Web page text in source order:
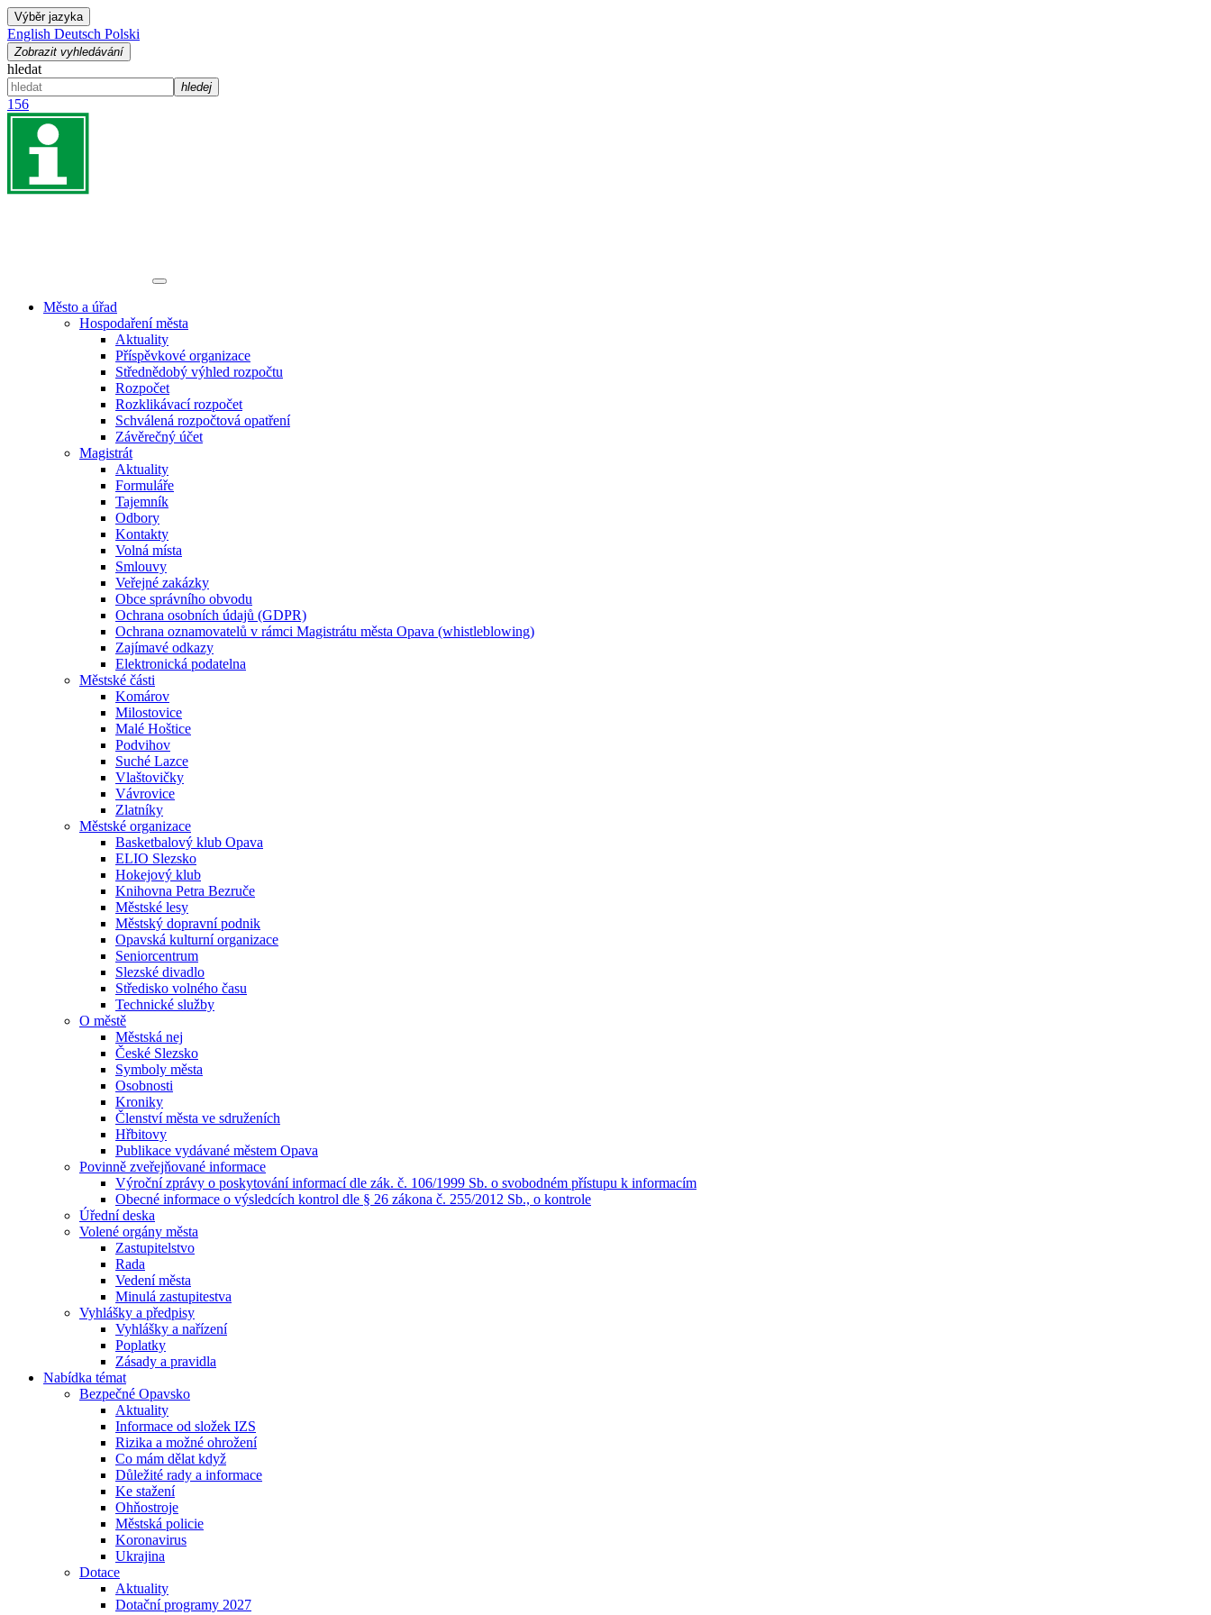
Výběr jazyka
English Deutsch Polski
Zobrazit vyhledávání
hledat
hledej
156
Město a úřad
Hospodaření města
Aktuality
Příspěvkové organizace
Střednědobý výhled rozpočtu
Rozpočet
Rozklikávací rozpočet
Schválená rozpočtová opatření
Závěrečný účet
Magistrát
Aktuality
Formuláře
Tajemník
Odbory
Kontakty
Volná místa
Smlouvy
Veřejné zakázky
Obce správního obvodu
Ochrana osobních údajů (GDPR)
Ochrana oznamovatelů v rámci Magistrátu města Opava (whistleblowing)
Zajímavé odkazy
Elektronická podatelna
Městské části
Komárov
Milostovice
Malé Hoštice
Podvihov
Suché Lazce
Vlaštovičky
Vávrovice
Zlatníky
Městské organizace
Basketbalový klub Opava
ELIO Slezsko
Hokejový klub
Knihovna Petra Bezruče
Městské lesy
Městský dopravní podnik
Opavská kulturní organizace
Seniorcentrum
Slezské divadlo
Středisko volného času
Technické služby
O městě
Městská nej
České Slezsko
Symboly města
Osobnosti
Kroniky
Členství města ve sdruženích
Hřbitovy
Publikace vydávané městem Opava
Povinně zveřejňované informace
Výroční zprávy o poskytování informací dle zák. č. 106/1999 Sb. o svobodném přístupu k informacím
Obecné informace o výsledcích kontrol dle § 26 zákona č. 255/2012 Sb., o kontrole
Úřední deska
Volené orgány města
Zastupitelstvo
Rada
Vedení města
Minulá zastupitestva
Vyhlášky a předpisy
Vyhlášky a nařízení
Poplatky
Zásady a pravidla
Nabídka témat
Bezpečné Opavsko
Aktuality
Informace od složek IZS
Rizika a možné ohrožení
Co mám dělat když
Důležité rady a informace
Ke stažení
Ohňostroje
Městská policie
Koronavirus
Ukrajina
Dotace
Aktuality
Dotační programy 2027